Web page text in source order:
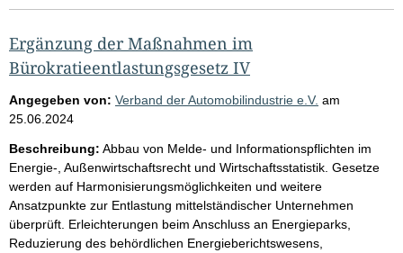
Ergänzung der Maßnahmen im
Bürokratieentlastungsgesetz IV
Angegeben von: Verband der Automobilindustrie e.V. am
25.06.2024
Beschreibung: Abbau von Melde- und Informationspflichten im
Energie-, Außenwirtschaftsrecht und Wirtschaftsstatistik. Gesetze
werden auf Harmonisierungsmöglichkeiten und weitere
Ansatzpunkte zur Entlastung mittelständischer Unternehmen
überprüft. Erleichterungen beim Anschluss an Energieparks,
Reduzierung des behördlichen Energieberichtswesens,